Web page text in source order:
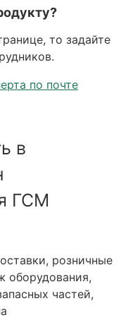
то задайте
по почте
в
ГСМ
розничные
оборудования,
частей,